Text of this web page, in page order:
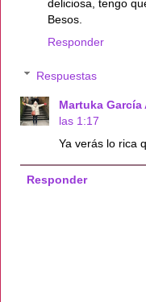
deliciosa, tengo
Besos.
Responder
Respuestas
Martuka García
las 1:17
Ya verás lo rica
Responder